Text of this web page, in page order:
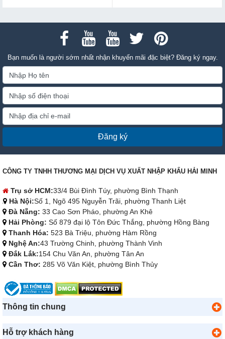
Bạn muốn là người sớm nhất nhận khuyến mãi đặc biệt? Đăng ký ngay.
Đăng ký
CÔNG TY TNHH THƯƠNG MẠI DỊCH VỤ XUẤT NHẬP KHẨU HẢI MINH
Trụ sở HCM:33/4 Bùi Đình Túy, phường Bình Thạnh
Hà Nội:Số 1, Ngõ 495 Nguyễn Trãi, phường Thanh Liệt
Đà Nẵng: 33 Cao Sơn Pháo, phường An Khê
Hải Phòng: Số 879 đại lộ Tôn Đức Thắng, phường Hồng Bàng
Thanh Hóa: 523 Bà Triệu, phường Hàm Rồng
Nghệ An:43 Trường Chinh, phường Thành Vinh
Đắk Lắk:154 Chu Văn An, phường Tân An
Cần Thơ: 285 Võ Văn Kiệt, phường Bình Thủy
Thông tin chung
Hỗ trợ khách hàng